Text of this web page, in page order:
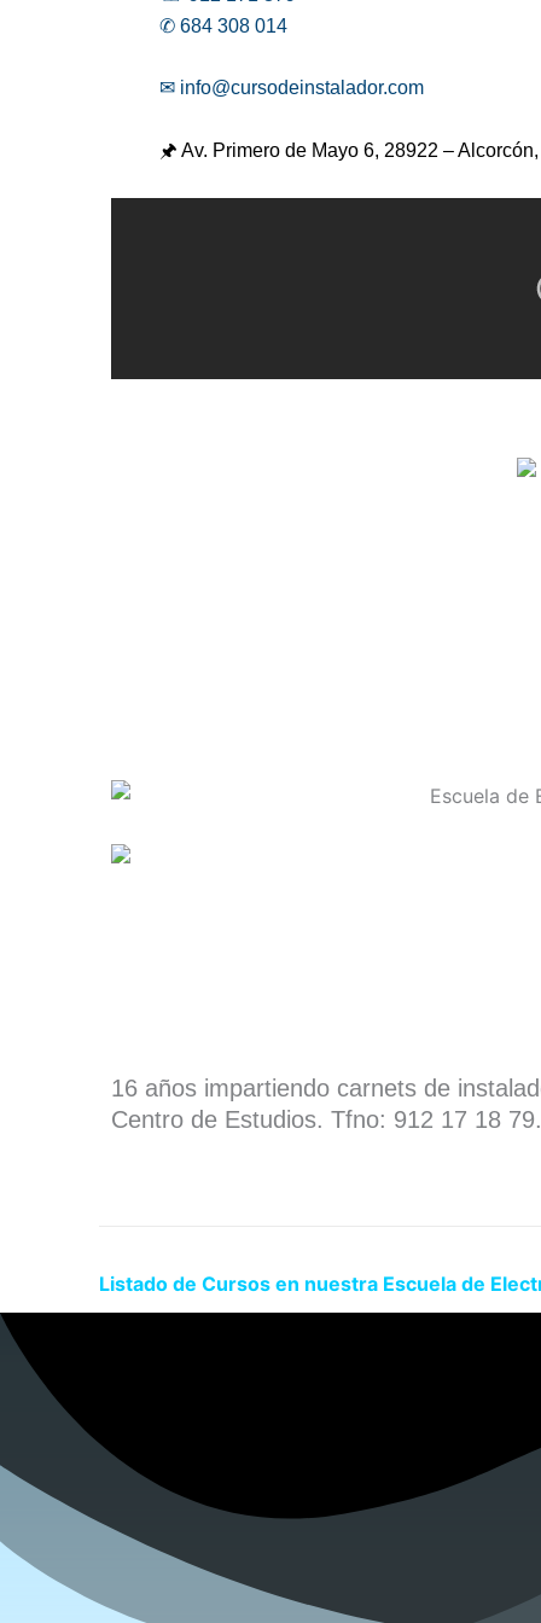
✆ 684 308 014
✉ info@cursodeinstalador.com
🖈 Av. Primero de Mayo 6, 28922 –
16 años impartiendo carnets de
Centro de Estudios. Tfno: 912 17 18 79.
Listado de Cursos en nuestra Escuela de